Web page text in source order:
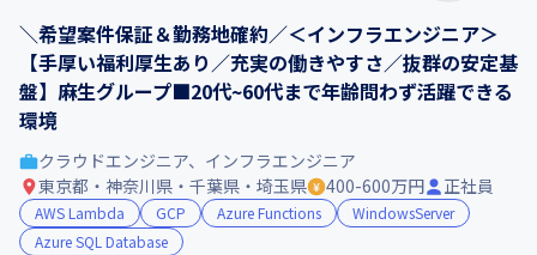
＼希望案件保証＆勤務地確約／＜インフラエンジニア＞
【手厚い福利厚生あり／充実の働きやすさ／抜群の安定基
盤】麻生グループ■20代~60代まで年齢問わず活躍できる
環境
クラウドエンジニア、インフラエンジニア
東京都・神奈川県・千葉県・埼玉県
400-600万円 正社員
AWS Lambda GCP Azure Functions
WindowsServer
Azure SQL Database